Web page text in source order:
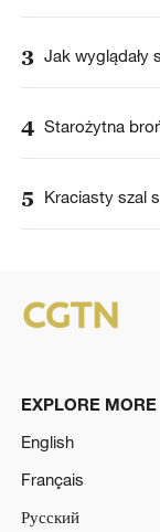
3 Jak wyglądały
4 Starożytna
5 Kraciasty szal
EXPLORE MORE
English
Français
Русский